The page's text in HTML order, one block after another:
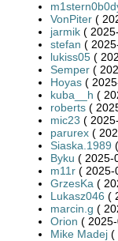
VonPiter (
jarmik (
stefan (
lukiss05 (
Semper (
Hoyas (
kuba__h (
roberts (
mic23 (
parurex (
Siaska.1989
Byku ( 2025-
m11r ( 2025-
GrzesKa (
Lukasz046 (
marcin.g (
Orion (
Mike Madej (